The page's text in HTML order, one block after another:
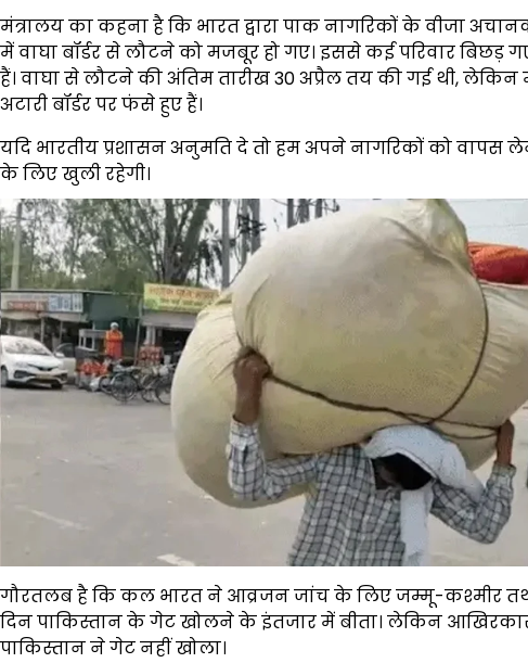
मंत्रालय का कहना है कि भारत द्वारा पाक नागरिकों के वीजा
में वाघा बॉर्डर से लौटने को मजबूर हो गए। इससे कई परिवार
हैं। वाघा से लौटने की अंतिम तारीख 30 अप्रैल तय की गई थी, लेकिन
अटारी बॉर्डर पर फंसे हुए हैं।
यदि भारतीय प्रशासन अनुमति दे तो हम अपने नागरिकों को वापस
के लिए खुली रहेगी।
गौरतलब है कि कल भारत ने आव्रजन जांच के लिए जम्मू-कश्मीर तथा
दिन पाकिस्तान के गेट खोलने के इंतजार में बीता। लेकिन
पाकिस्तान ने गेट नहीं खोला।